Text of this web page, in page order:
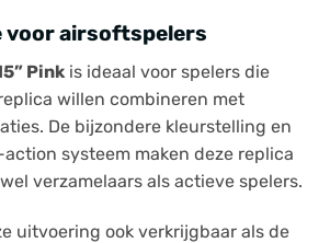
voor airsoftspelers
Pink is ideaal voor spelers die
willen combineren met
De bijzondere kleurstelling en
systeem maken deze replica
verzamelaars als actieve spelers.
uitvoering ook verkrijgbaar als de